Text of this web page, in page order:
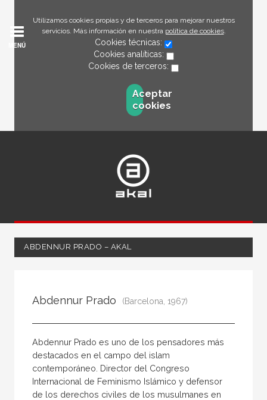
Utilizamos cookies propias y de terceros para mejorar nuestros
servicios. Más información en nuestra política de cookies.
Cookies técnicas:
Cookies analíticas:
Cookies de terceros:
Aceptar
cookies
MENÚ
ABDENNUR PRADO – AKAL
Coordinador
Editor
Editora
Abdennur Prado (Barcelona, 1967)
Abdennur Prado es uno de los pensadores más
destacados en el campo del islam
contemporáneo. Director del Congreso
Internacional de Feminismo Islámico y defensor
de los derechos civiles de los musulmanes en